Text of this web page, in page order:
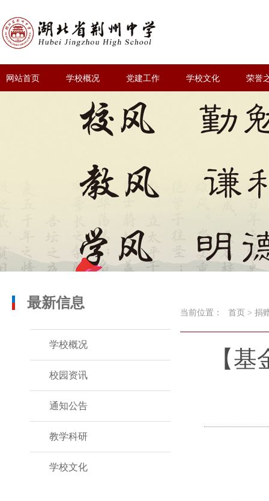
网站首页 学校概况 党建工作 学校文化 荣誉
最新信息
学校概况
校园资讯
通知公告
教学科研
学校文化
当前位置： 首页 > 捐
【